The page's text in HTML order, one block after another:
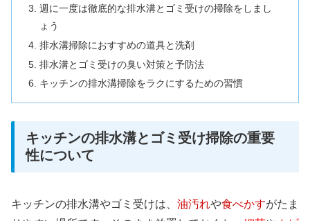
週に一度は徹底的な排水溝とゴミ受けの掃除をしまし
ょう
排水溝掃除におすすめの道具と洗剤
排水溝とゴミ受けの臭い対策と予防法
キッチンの排水溝掃除をラクにするための習慣
キッチンの排水溝とゴミ受け掃除の重要
性について
キッチンの排水溝やゴミ受けは、 油汚れや食べかすがたま